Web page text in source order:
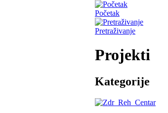
Početak
Pretraživanje
Projekti
Kategorije